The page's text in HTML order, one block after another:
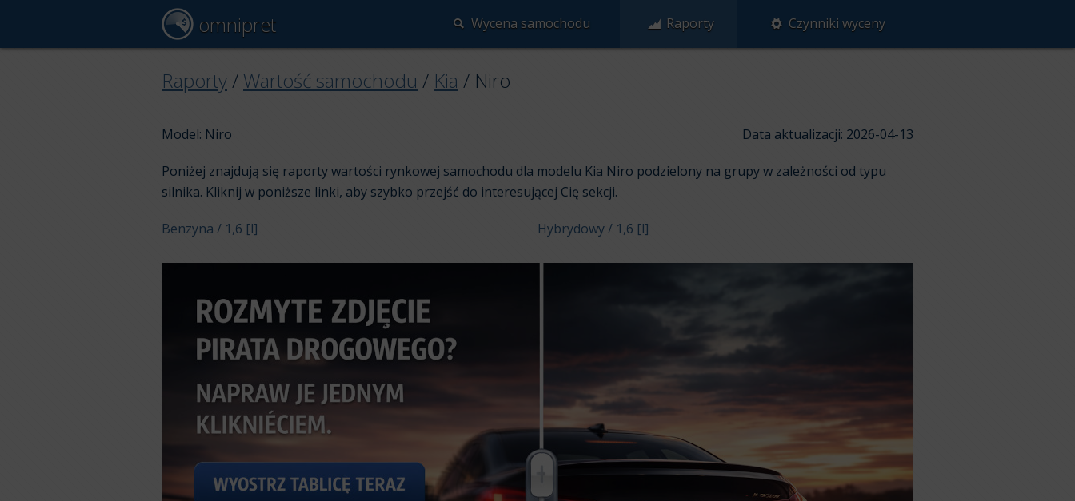
omnipret Wycena samochodu Raporty Czynniki wyceny
Raporty / Wartość samochodu / Kia / Niro
Model: Niro Data aktualizacji: 2026-04-13
Poniżej znajdują się raporty wartości rynkowej samochodu dla modelu Kia Niro podzielony na grupy w zależności od typu
silnika. Kliknij w poniższe linki, aby szybko przejść do interesującej Cię sekcji.
Benzyna / 1,6 [l] Hybrydowy / 1,6 [l]